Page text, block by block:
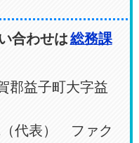
合わせは総務課
郡益子町大字益
（代表） ファク